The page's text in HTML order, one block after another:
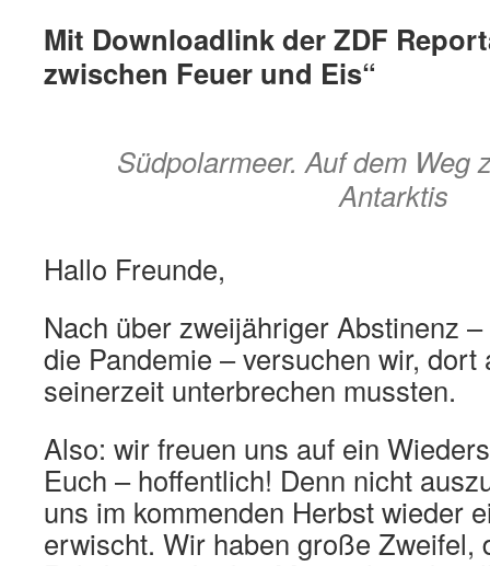
Mit Downloadlink der ZDF
zwischen Feuer und Eis“
Südpolarmeer. Auf dem Weg
Antarktis
Hallo Freunde,
Nach über zweijähriger Abstinenz
die Pandemie – versuchen wir,
seinerzeit unterbrechen mussten.
Also: wir freuen uns auf ein
Euch – hoffentlich! Denn nicht
uns im kommenden Herbst wieder
erwischt. Wir haben große Zweifel,